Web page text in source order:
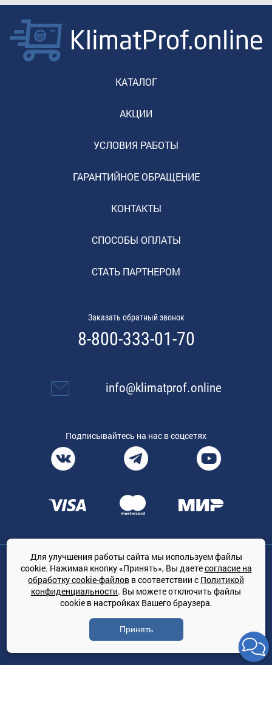
КАТАЛОГ
АКЦИИ
УСЛОВИЯ РАБОТЫ
ГАРАНТИЙНОЕ ОБРАЩЕНИЕ
КОНТАКТЫ
СПОСОБЫ ОПЛАТЫ
СТАТЬ ПАРТНЕРОМ
Заказать обратный звонок
8-800-333-01-70
info@klimatprof.online
Подписывайтесь на нас в соцсетях
Общество с ограниченной ответственностью «ТРЕЙДКОН», ОГРН:
1167847364079, 197022, г. Санкт-Петербург, проспект Медиков, 7
КЛИМАТПРОФ.ONLINE - оптовая продажа кондиционеров и
климатической техники на территории РФ
© Сайт принадлежит ООО «ТРЕЙДКОН»
Политика конфиденциальности
Для улучшения работы сайта мы используем файлы
cookie. Нажимая кнопку «Принять», Вы даетесогласие на
обработку cookie-файлов в соответствии с Политикой
конфиденциальности. Вы можете отключить файлы
cookie в настройках Вашего браузера.
Принять